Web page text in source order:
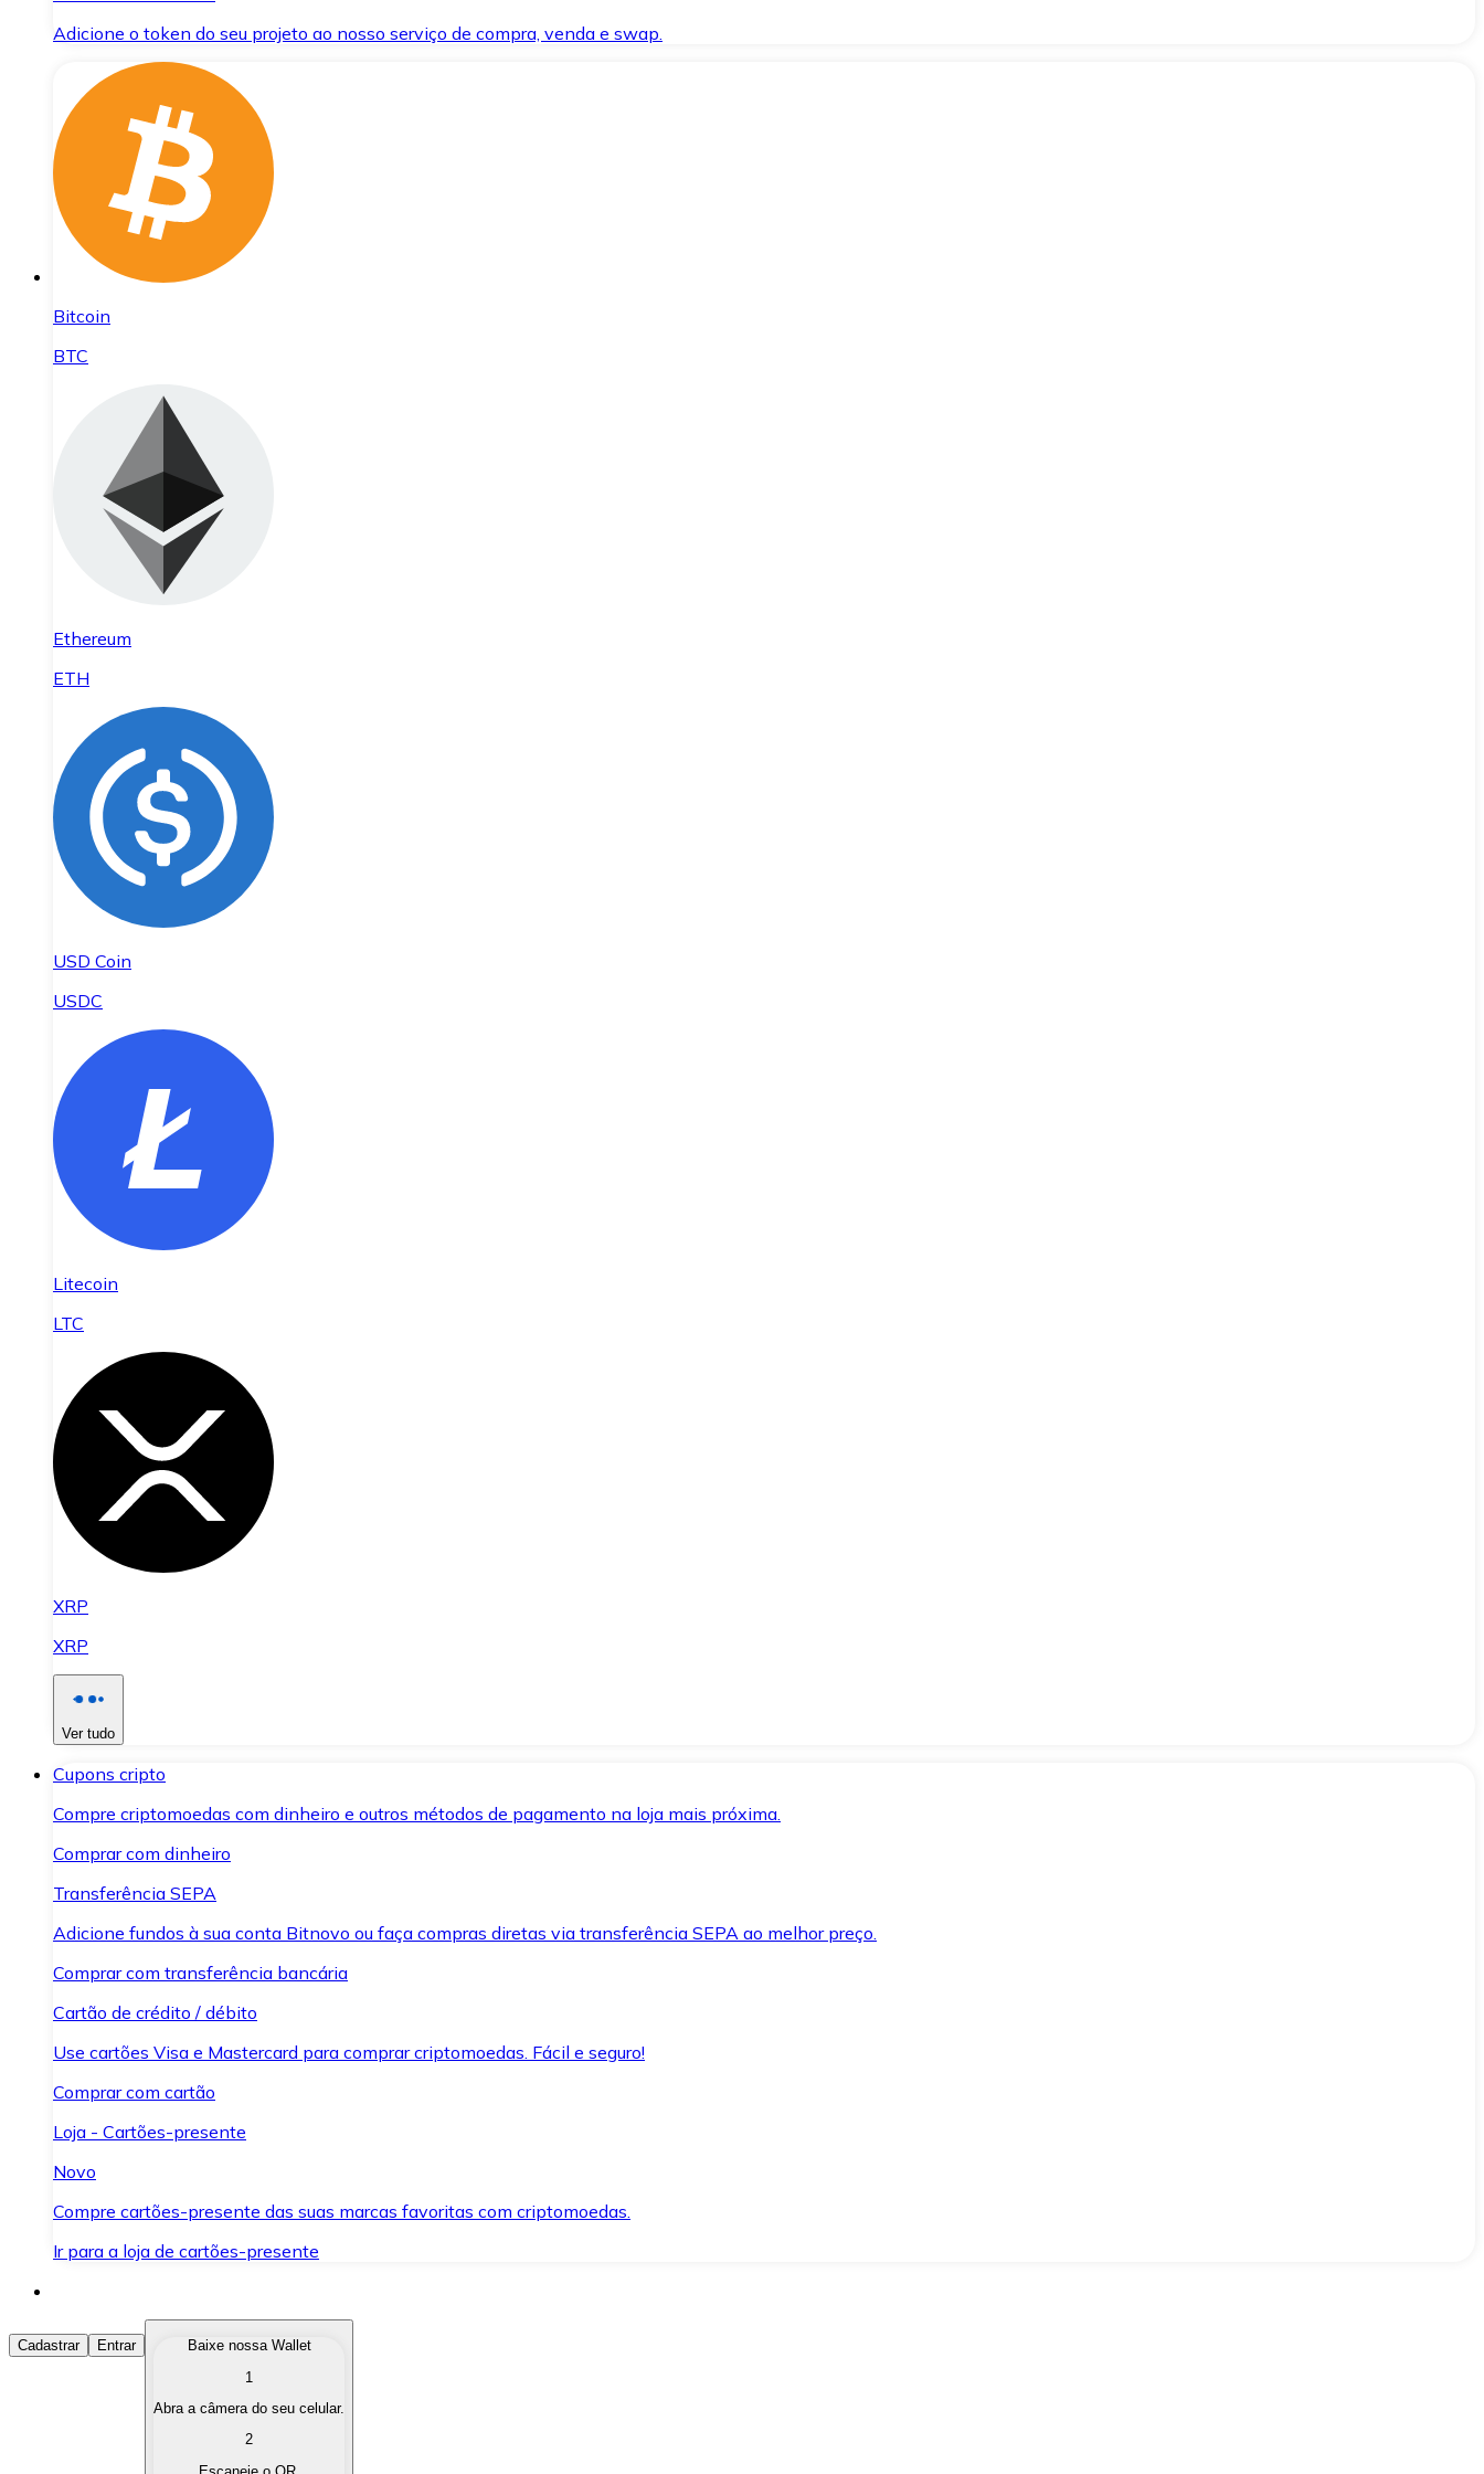
Adicione o token do seu projeto ao nosso serviço de compra, venda e swap.
Bitcoin
BTC
Ethereum
ETH
USD Coin
USDC
Litecoin
LTC
XRP
XRP
Ver tudo
Cupons cripto
Compre criptomoedas com dinheiro e outros métodos de pagamento na loja mais próxima.
Comprar com dinheiro
Transferência SEPA
Adicione fundos à sua conta Bitnovo ou faça compras diretas via transferência SEPA ao melhor preço.
Comprar com transferência bancária
Cartão de crédito / débito
Use cartões Visa e Mastercard para comprar criptomoedas. Fácil e seguro!
Comprar com cartão
Loja - Cartões-presente
Novo
Compre cartões-presente das suas marcas favoritas com criptomoedas.
Ir para a loja de cartões-presente
Comprar Criptomoedas
Compre as criptomoedas de seu interesse de forma rápida e segura.
Converta suas criptomoedas em moeda fiduciária quando precisar.
Cadastrar Entrar
Baixe nossa Wallet
1
Abra a câmera do seu celular.
2